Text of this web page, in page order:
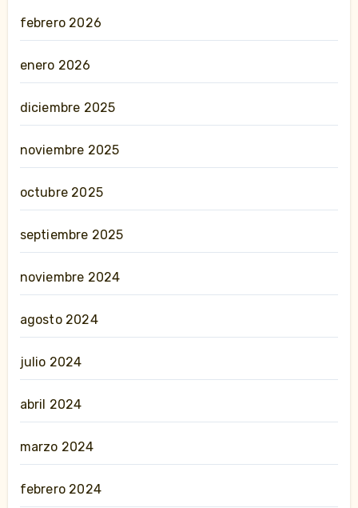
febrero 2026
enero 2026
diciembre 2025
noviembre 2025
octubre 2025
septiembre 2025
noviembre 2024
agosto 2024
julio 2024
abril 2024
marzo 2024
febrero 2024